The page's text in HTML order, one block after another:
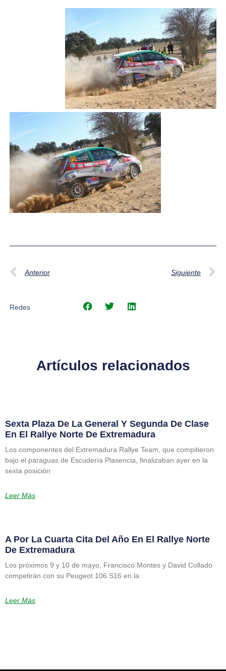
Anterior Siguiente
Redes
Artículos relacionados
Sexta Plaza De La General Y Segunda De Clase
En El Rallye Norte De Extremadura
Los componentes del Extremadura Rallye Team, que compitieron
bajo el paraguas de Escudería Plasencia, finalizaban ayer en la
sexta posición
Leer Más
A Por La Cuarta Cita Del Año En El Rallye Norte
De Extremadura
Los próximos 9 y 10 de mayo, Francisco Montes y David Collado
competirán con su Peugeot 106 S16 en la
Leer Más